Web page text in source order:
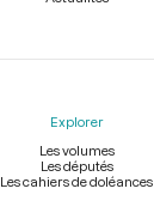
Explorer
Les volumes
Les députés
Les cahiers de doléances